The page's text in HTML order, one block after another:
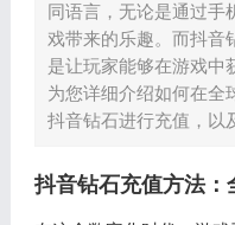
同语言，无论是通过手
戏带来的乐趣。而抖音
是让玩家能够在游戏中
为您详细介绍如何在全
抖音钻石进行充值，以
抖音钻石充值方法